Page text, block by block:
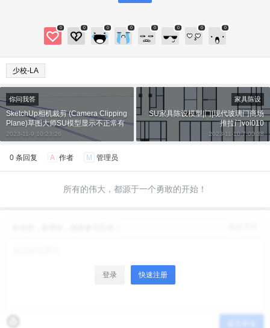
0 0 0 0 0 0 0 0
少校-LA
你问我答
SketchUp相机裁剪 (Camera Clipping
Plane)草图大师SU模型显示不正常有
缺口
2023-11-9 10:23:26
家具陈设
SU家具陈设模型|门|现代玻璃门商场
推拉门vol010
2023-11-10 7:00:38
0 条回复 A 作者 M 管理员
所有的伟大，都源于一个勇敢的开始！
登录 快速注册